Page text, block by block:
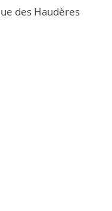
des Haudères